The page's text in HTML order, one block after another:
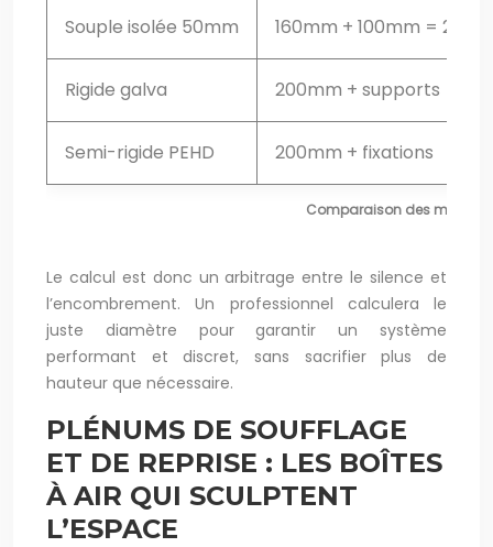
Comparaison des
Souple isolée 50mm 160mm + 100mm =
Rigide galva 200mm + supports
Semi-rigide PEHD 200mm + fixations
Le calcul est donc un arbitrage entre le silence et
l’encombrement. Un professionnel calculera le
juste diamètre pour garantir un système
performant et discret, sans sacrifier plus de
hauteur que nécessaire.
PLÉNUMS DE SOUFFLAGE
ET DE REPRISE : LES BOÎTES
À AIR QUI SCULPTENT
L’ESPACE